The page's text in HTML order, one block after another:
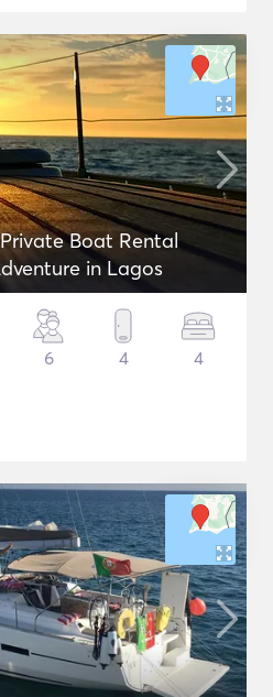
Boat Rental
in Lagos
6 4 4